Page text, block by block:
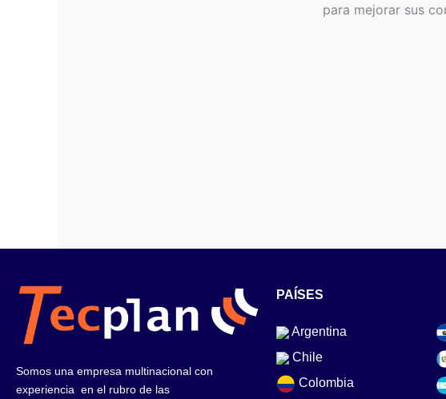
para mejorar sus
Somos una empresa multinacional con
experiencia en el rubro de las
PAÍSES
Argentina
Chile
Colombia